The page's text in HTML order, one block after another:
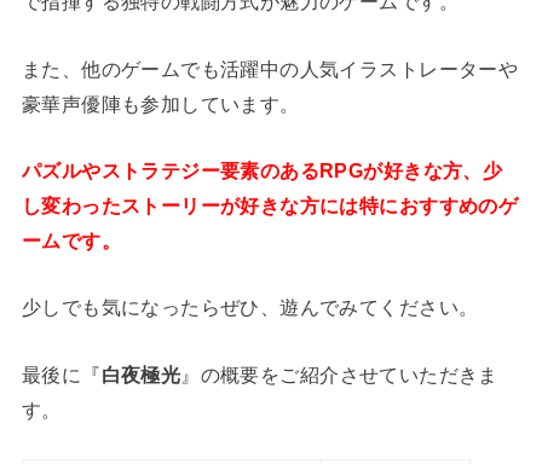
また、他のゲームでも活躍中の人気イラストレーターや
豪華声優陣も参加しています。
パズルやストラテジー要素のあるRPGが好きな方、少
し変わったストーリーが好きな方には特におすすめのゲ
ームです。
少しでも気になったらぜひ、遊んでみてください。
最後に『白夜極光 』の概要をご紹介させていただきま
す。